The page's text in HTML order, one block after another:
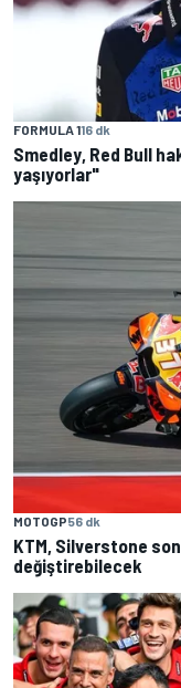
FORMULA 116 dk
Smedley, Red Bull
yaşıyorlar"
MOTOGP56 dk
KTM, Silverstone
değiştirebilecek